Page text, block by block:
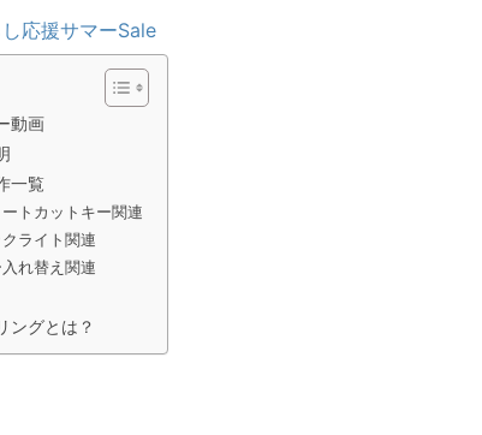
応援サマーSale
動画
一覧
トカットキー関連
ライト関連
れ替え関連
ングとは？